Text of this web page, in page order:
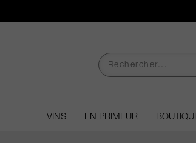
VINS EN PRIMEUR